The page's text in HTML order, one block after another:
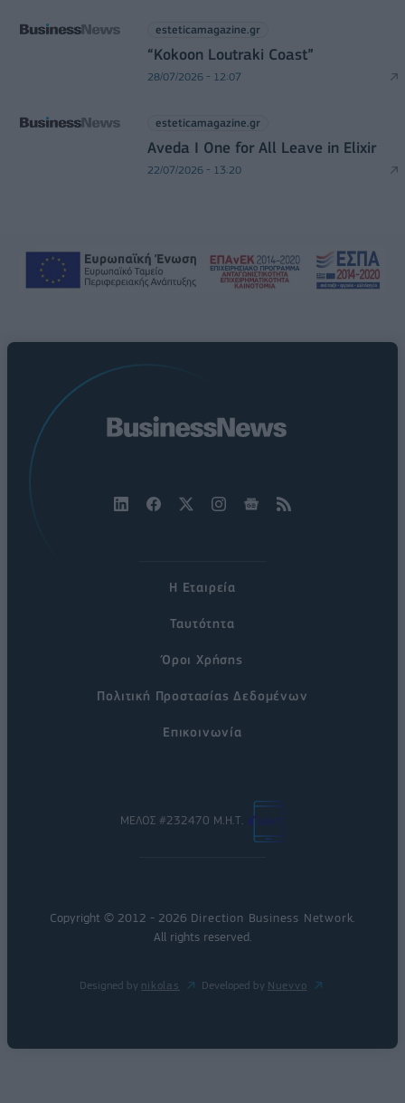
esteticamagazine.gr
“Kokoon Loutraki Coast”
28/07/2026 - 12:07
esteticamagazine.gr
Aveda I One for All Leave in Elixir
22/07/2026 - 13:20
Η Εταιρεία
Ταυτότητα
Όροι Χρήσης
Πολιτική Προστασίας Δεδομένων
Επικοινωνία
ΜΕΛΟΣ #232470 Μ.Η.Τ.
Copyright © 2012 - 2026 Direction Business Network
All rights reserved.
Designed by nikolas Developed by Nuevvo